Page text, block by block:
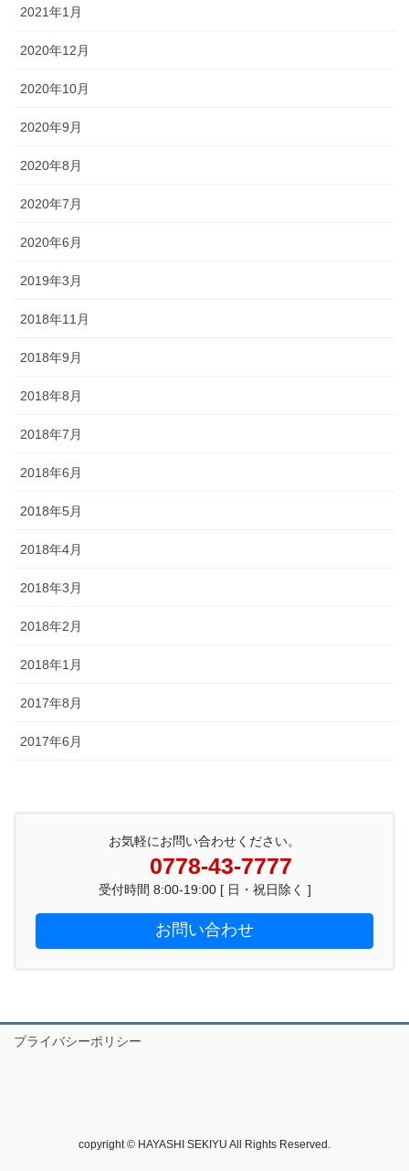
2021年1月
2020年12月
2020年10月
2020年9月
2020年8月
2020年7月
2020年6月
2019年3月
2018年11月
2018年9月
2018年8月
2018年7月
2018年6月
2018年5月
2018年4月
2018年3月
2018年2月
2018年1月
2017年8月
2017年6月
お気軽にお問い合わせください。
0778-43-7777
受付時間 8:00-19:00 [ 日・祝日除く ]
お問い合わせ
プライバシーポリシー
copyright © HAYASHI SEKIYU All Rights Reserved.